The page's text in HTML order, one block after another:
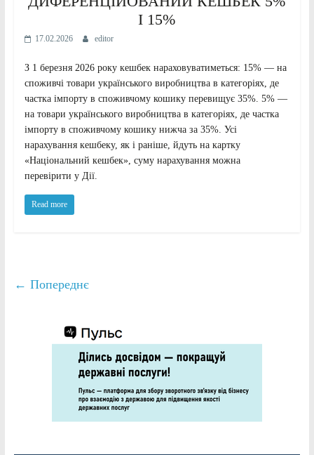
І 15%
17.02.2026 editor
З 1 березня 2026 року кешбек нараховуватиметься: 15% — на
споживчі товари українського виробництва в категоріях, де
частка імпорту в споживчому кошику перевищує 35%. 5% —
на товари українського виробництва в категоріях, де частка
імпорту в споживчому кошику нижча за 35%. Усі
нарахування кешбеку, як і раніше, йдуть на картку
«Національний кешбек», суму нарахування можна
перевірити у Дії.
Read more
← Попереднє